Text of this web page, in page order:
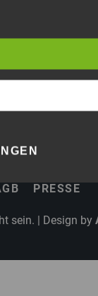
PRESSE
sein. | Design by